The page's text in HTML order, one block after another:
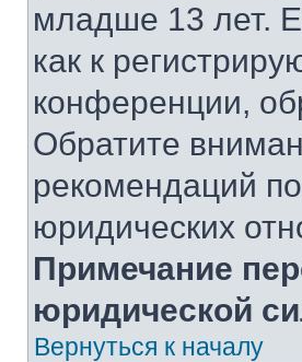
младше 13 лет.
как к
конференции,
Обратите
рекомендаций
юридических
Примечание
юридической
Вернуться к началу